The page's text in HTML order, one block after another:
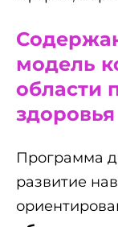
модель
области
здоровья
Программа
развитие